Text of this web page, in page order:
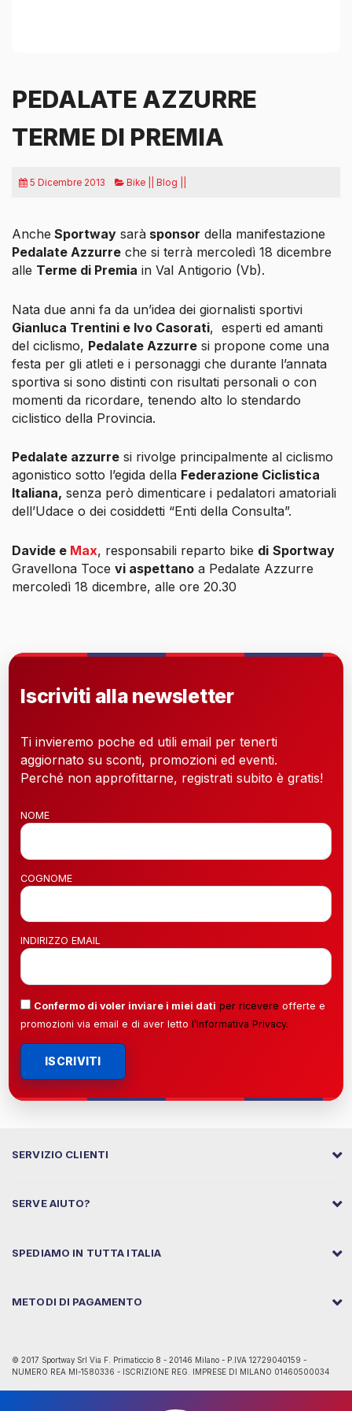
PEDALATE AZZURRE
TERME DI PREMIA
5 Dicembre 2013 Bike || Blog ||
Anche Sportway sarà sponsor della manifestazione
Pedalate Azzurre che si terrà mercoledì 18 dicembre
alle Terme di Premia in Val Antigorio (Vb).
Nata due anni fa da un’idea dei giornalisti sportivi
Gianluca Trentini e Ivo Casorati, esperti ed amanti
del ciclismo, Pedalate Azzurre si propone come una
festa per gli atleti e i personaggi che durante l’annata
sportiva si sono distinti con risultati personali o con
momenti da ricordare, tenendo alto lo stendardo
ciclistico della Provincia.
Pedalate azzurre si rivolge principalmente al ciclismo
agonistico sotto l’egida della Federazione Ciclistica
Italiana, senza però dimenticare i pedalatori amatoriali
dell’Udace o dei cosiddetti “Enti della Consulta”.
Davide e Max, responsabili reparto bike di Sportway
Gravellona Toce vi aspettano a Pedalate Azzurre
mercoledì 18 dicembre, alle ore 20.30
Iscriviti alla newsletter
Ti invieremo poche ed utili email per tenerti
aggiornato su sconti, promozioni ed eventi.
Perché non approfittarne, registrati subito è gratis!
NOME
COGNOME
INDIRIZZO EMAIL
Confermo di voler inviare i miei dati per ricevere offerte e
promozioni via email e di aver letto l’Informativa Privacy.
ISCRIVITI
SERVIZIO CLIENTI
SERVE AIUTO?
SPEDIAMO IN TUTTA ITALIA
METODI DI PAGAMENTO
© 2017 Sportway Srl Via F. Primaticcio 8 - 20146 Milano - P.IVA 12729040159 -
NUMERO REA MI-1580336 - ISCRIZIONE REG. IMPRESE DI MILANO 01460500034